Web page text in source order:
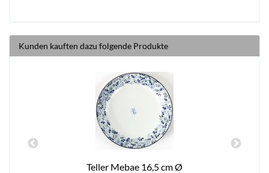
Kunden kauften dazu folgende Produkte
Teller Mebae 16,5 cm Ø